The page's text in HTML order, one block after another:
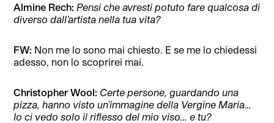
Almine Rech: Pensi che avresti potuto fare qualcosa di
diverso dall’artista nella tua vita?
FW: Non me lo sono mai chiesto. E se me lo chiedessi
adesso, non lo scoprirei mai.
Christopher Wool: Certe persone, guardando una
pizza, hanno visto un’immagine della Vergine Maria…
Io ci vedo solo il riflesso del mio viso… e tu?